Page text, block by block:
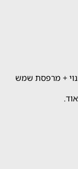
בגודל של 110 מר בנוי + מרפסת שמש